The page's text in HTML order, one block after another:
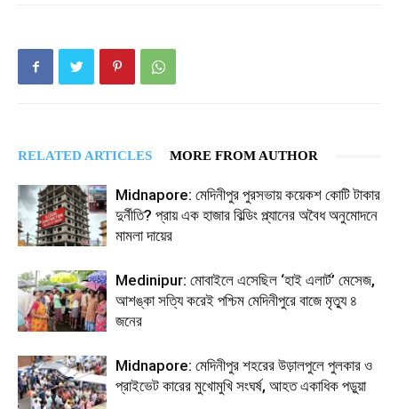
RELATED ARTICLES MORE FROM AUTHOR
Midnapore: মেদিনীপুর পুরসভায় কয়েকশ কোটি টাকার
দুর্নীতি? প্রায় এক হাজার বিল্ডিং প্ল্যানের অবৈধ অনুমোদনে
মামলা দায়ের
Medinipur: মোবাইলে এসেছিল ‘হাই এলার্ট’ মেসেজ,
আশঙ্কা সত্যি করেই পশ্চিম মেদিনীপুরে বাজে মৃত্যু ৪
জনের
Midnapore: মেদিনীপুর শহরের উড়ালপুলে পুলকার ও
প্রাইভেট কারের মুখোমুখি সংঘর্ষ, আহত একাধিক পড়ুয়া